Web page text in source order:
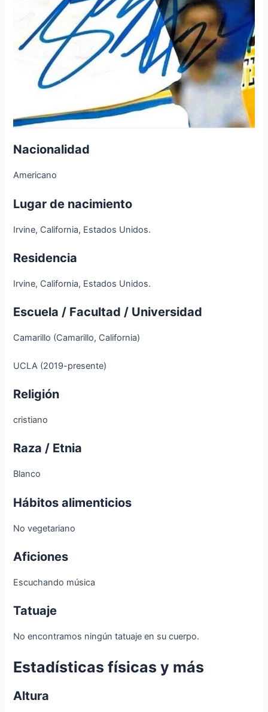
Nacionalidad
Americano
Lugar de nacimiento
Irvine, California, Estados Unidos.
Residencia
Irvine, California, Estados Unidos.
Escuela / Facultad / Universidad
Camarillo (Camarillo, California)
UCLA (2019-presente)
Religión
cristiano
Raza / Etnia
Blanco
Hábitos alimenticios
No vegetariano
Aficiones
Escuchando música
Tatuaje
No encontramos ningún tatuaje en su cuerpo.
Estadísticas físicas y más
Altura